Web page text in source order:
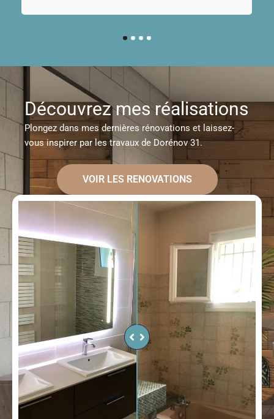
Découvrez mes réalisations
Plongez dans mes dernières rénovations et laissez-
vous inspirer par les travaux de Dorénov 31.
VOIR LES RENOVATIONS